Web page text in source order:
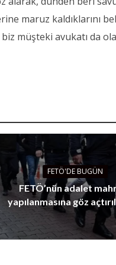
maruz kaldıklarını
müşteki avukatı da
FETÖ'DE BUGÜN
FETÖ’nün adalet
yapılanmasına göz